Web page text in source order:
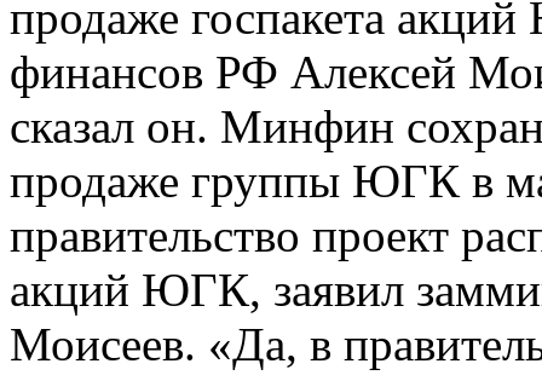
продаже госпакета
финансов РФ Алексей
сказал он. Минфин
продаже группы ЮГК в
правительство проект
акций ЮГК, заявил
Моисеев. «Да, в